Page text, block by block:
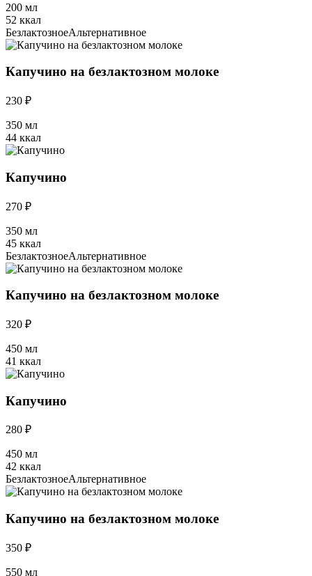
200 мл
52 ккал
БезлактозноеАльтернативное
Капучино на безлактозном молоке
230 ₽
350 мл
44 ккал
Капучино
270 ₽
350 мл
45 ккал
БезлактозноеАльтернативное
Капучино на безлактозном молоке
320 ₽
450 мл
41 ккал
Капучино
280 ₽
450 мл
42 ккал
БезлактозноеАльтернативное
Капучино на безлактозном молоке
350 ₽
550 мл